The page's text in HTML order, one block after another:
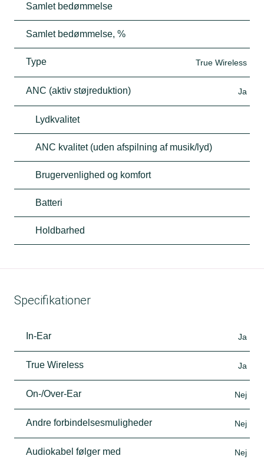
Samlet bedømmelse
Samlet bedømmelse, %
Type True Wireless
ANC (aktiv støjreduktion) Ja
Lydkvalitet
ANC kvalitet (uden afspilning af musik/lyd)
Brugervenlighed og komfort
Batteri
Holdbarhed
Specifikationer
In-Ear Ja
True Wireless Ja
On-/Over-Ear Nej
Andre forbindelsesmuligheder Nej
Audiokabel følger med Nej